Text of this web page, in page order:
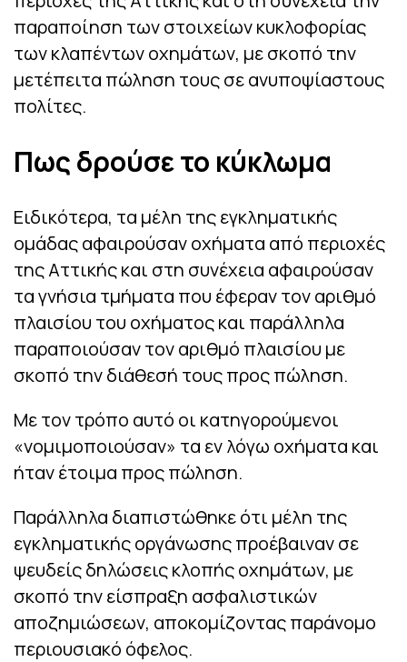
παραποίηση των στοιχείων κυκλοφορίας
των κλαπέντων οχημάτων, με σκοπό την
μετέπειτα πώληση τους σε ανυποψίαστους
πολίτες.
Πως δρούσε το κύκλωμα
Ειδικότερα, τα μέλη της εγκληματικής
ομάδας αφαιρούσαν οχήματα από περιοχές
της Αττικής και στη συνέχεια αφαιρούσαν
τα γνήσια τμήματα που έφεραν τον αριθμό
πλαισίου του οχήματος και παράλληλα
παραποιούσαν τον αριθμό πλαισίου με
σκοπό την διάθεσή τους προς πώληση.
Με τον τρόπο αυτό οι κατηγορούμενοι
«νομιμοποιούσαν» τα εν λόγω οχήματα και
ήταν έτοιμα προς πώληση.
Παράλληλα διαπιστώθηκε ότι μέλη της
εγκληματικής οργάνωσης προέβαιναν σε
ψευδείς δηλώσεις κλοπής οχημάτων, με
σκοπό την είσπραξη ασφαλιστικών
αποζημιώσεων, αποκομίζοντας παράνομο
περιουσιακό όφελος.